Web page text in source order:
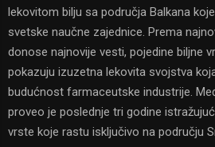
lekovitom bilju sa područja Balkana
svetske naučne zajednice. Prema
donose najnovije vesti, pojedine biljne
pokazuju izuzetna lekovita svojstva
budućnost farmaceutske industrije.
proveo je poslednje tri godine
vrste koje rastu isključivo na području